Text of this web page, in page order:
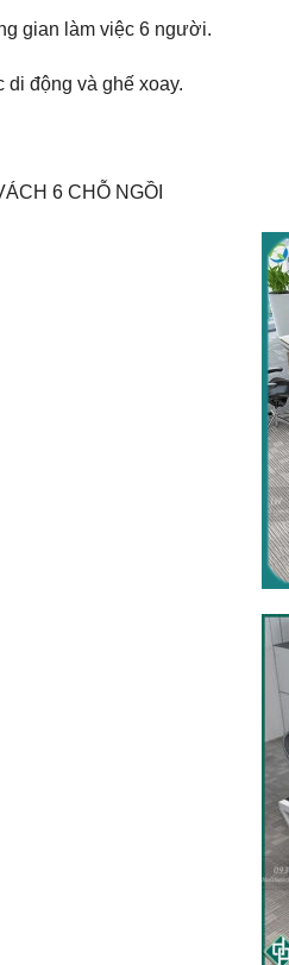
gian làm việc 6 người.
di động và ghế xoay.
6 CHỖ NGỒI